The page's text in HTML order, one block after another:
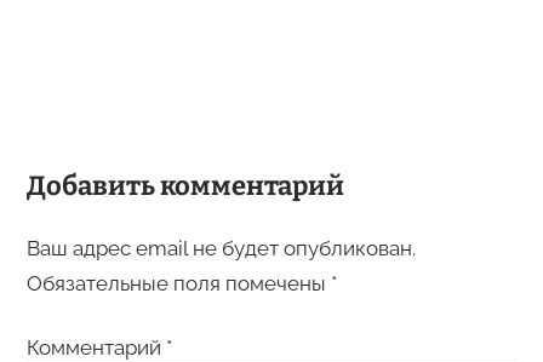
Добавить комментарий
Ваш адрес email не будет опубликован.
Обязательные поля помечены *
Комментарий *